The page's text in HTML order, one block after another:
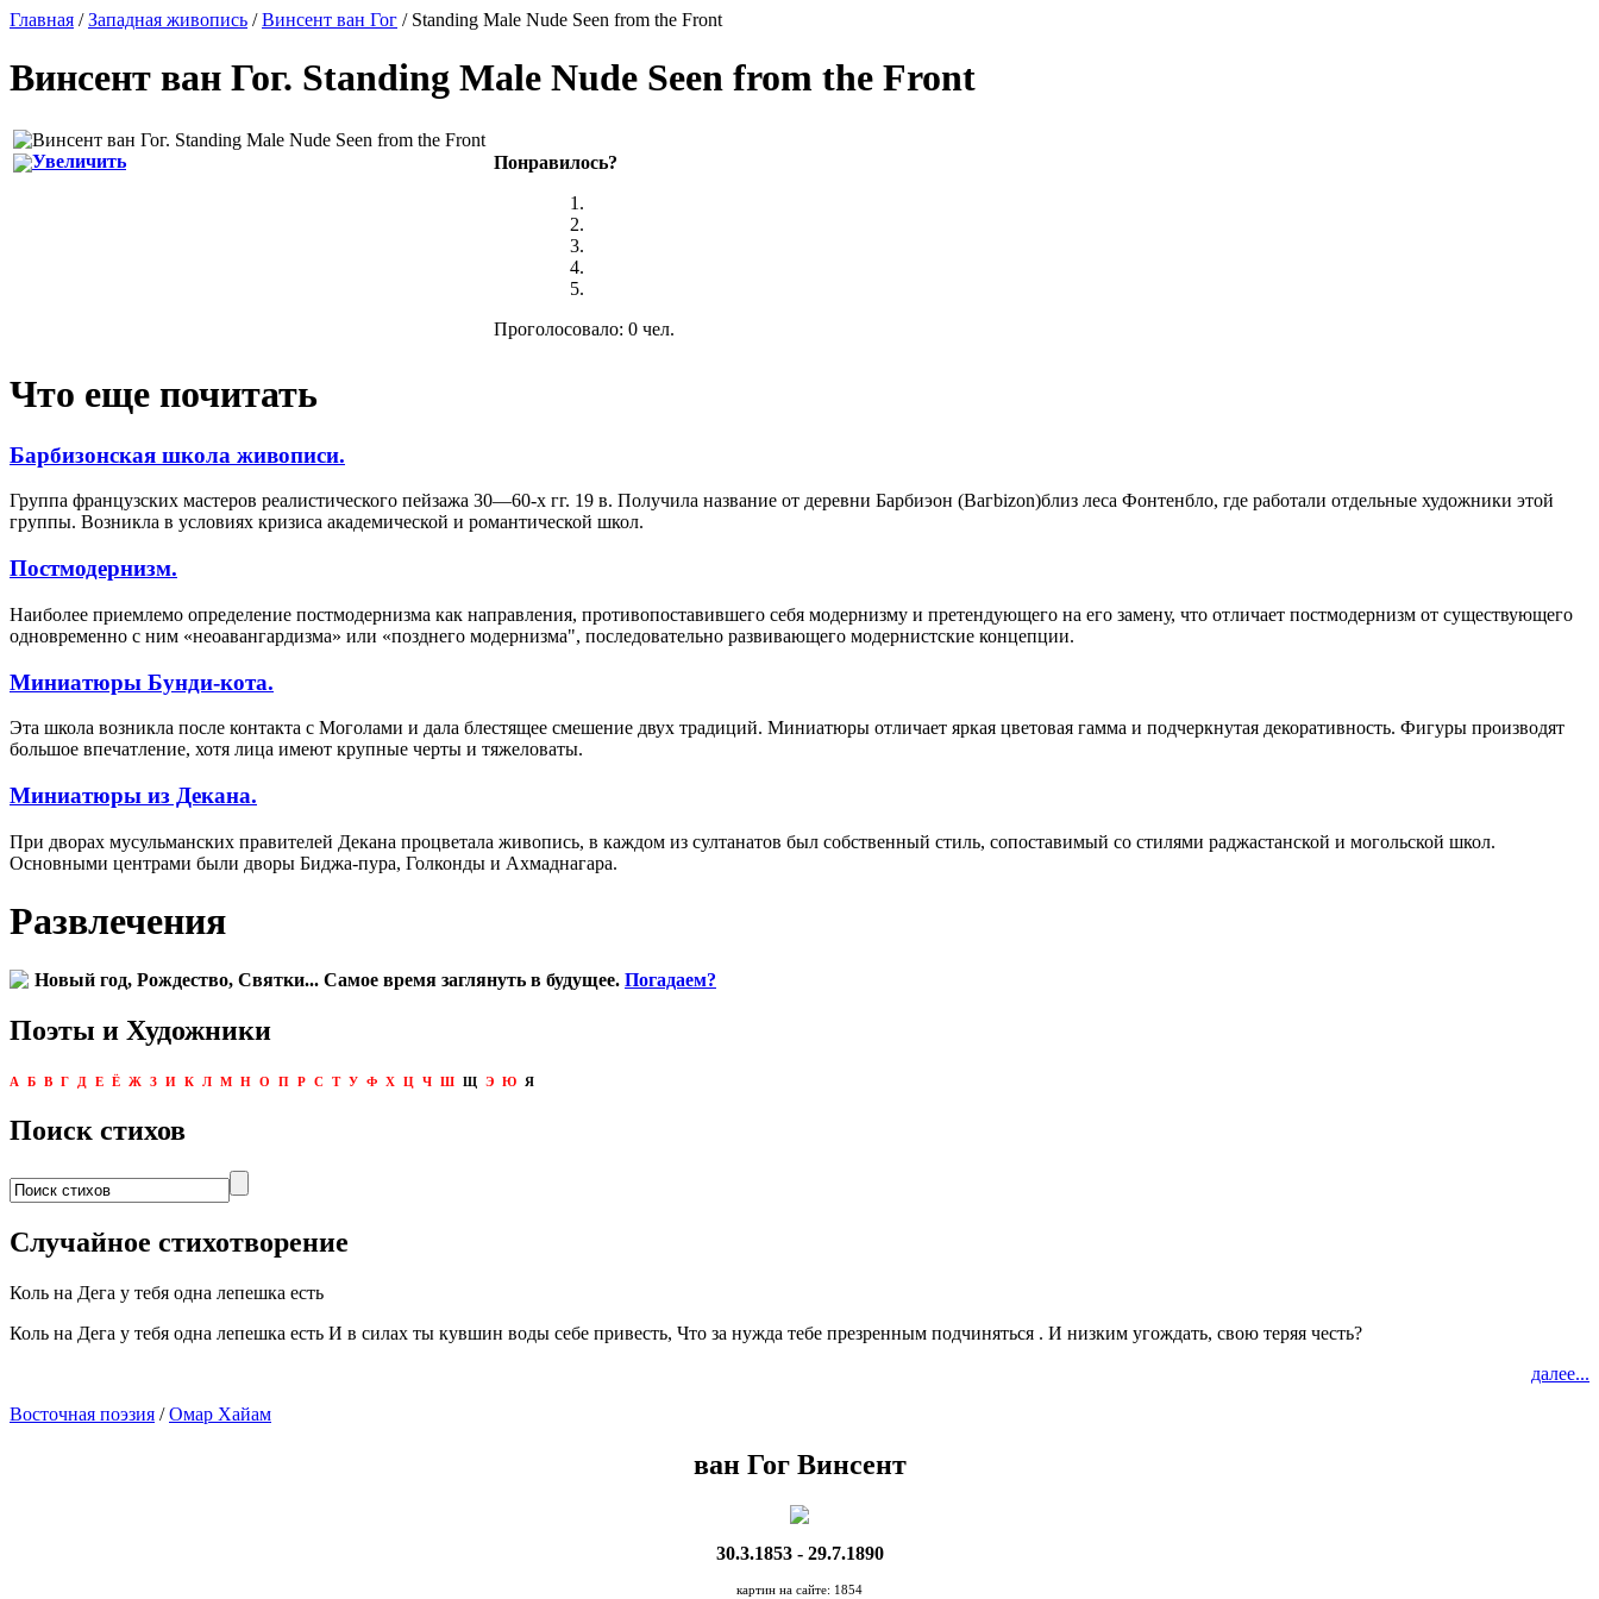
Главная /Западная живопись /Винсент ван Гог / Standing Male Nude Seen from the Front
Винсент ван Гог. Standing Male Nude Seen from the Front
Увеличить Понравилось?
Проголосовало: 0 чел.
Что еще почитать
Барбизонская школа живописи.
Группа французских мастеров реалистического пейзажа 30—60-х гг. 19 в. Получила название от деревни Барбиэон (Вагbizon)близ леса Фонтенбло, где работали отдельные художники этой
группы. Возникла в условиях кризиса академической и романтической школ.
Постмодернизм.
Наиболее приемлемо определение постмодернизма как направления, противопоставившего себя модернизму и претендующего на его замену, что отличает постмодернизм от существующего
одновременно с ним «неоавангардизма» или «позднего модернизма", последовательно развивающего модернистские концепции.
Миниатюры Бунди-кота.
Эта школа возникла после контакта с Моголами и дала блестящее смешение двух традиций. Миниатюры отличает яркая цветовая гамма и подчеркнутая декоративность. Фигуры производят
большое впечатление, хотя лица имеют крупные черты и тяжеловаты.
Миниатюры из Декана.
При дворах мусульманских правителей Декана процветала живопись, в каждом из султанатов был собственный стиль, сопоставимый со стилями раджастанской и могольской школ.
Основными центрами были дворы Биджа-пура, Голконды и Ахмаднагара.
Развлечения
Новый год, Рождество, Святки... Самое время заглянуть в будущее. Погадаем?
Поэты и Художники
А Б В Г Д Е Ё Ж З И К Л М Н О П Р С Т У Ф Х Ц Ч Ш Щ Э Ю Я
Поиск стихов
Случайное стихотворение
Коль на Дега у тебя одна лепешка есть
Коль на Дега у тебя одна лепешка есть И в силах ты кувшин воды себе привесть, Что за нужда тебе презренным подчиняться . И низким угождать, свою теряя честь?
далее...
Восточная поэзия /Омар Хайам
ван Гог Винсент
30.3.1853 - 29.7.1890
картин на сайте: 1854